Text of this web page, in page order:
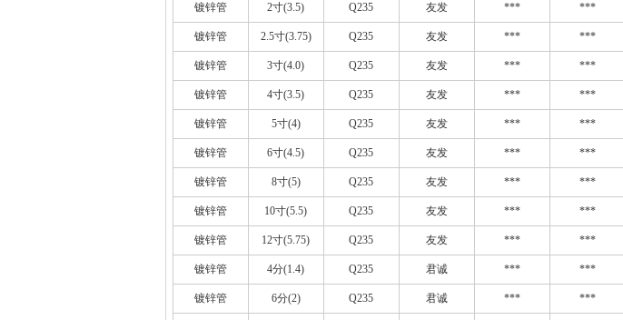
镀锌管 2寸(3.5) Q235 友发 *** ***
镀锌管 2.5寸(3.75) Q235 友发 *** ***
镀锌管 3寸(4.0) Q235 友发 *** ***
镀锌管 4寸(3.5) Q235 友发 *** ***
镀锌管 5寸(4) Q235 友发 *** ***
镀锌管 6寸(4.5) Q235 友发 *** ***
镀锌管 8寸(5) Q235 友发 *** ***
镀锌管 10寸(5.5) Q235 友发 *** ***
镀锌管 12寸(5.75) Q235 友发 *** ***
镀锌管 4分(1.4) Q235 君诚 *** ***
镀锌管 6分(2) Q235 君诚 *** ***